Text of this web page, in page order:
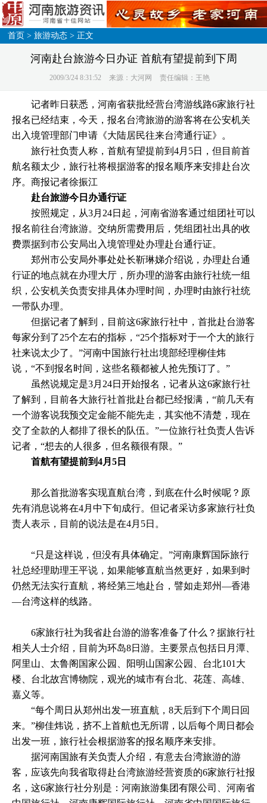
首页 >旅游动态 > 正文
河南赴台旅游今日办证 首航有望提前到下周
2009/3/24 8:31:52 来源：大河网 责任编辑：王艳
记者昨日获悉，河南省获批经营台湾游线路6家旅行社
报名已经结束，今天，报名台湾旅游的游客将在公安机关
出入境管理部门申请《大陆居民往来台湾通行证》。
旅行社负责人称，首航有望提前到4月5日，但目前首
航名额太少，旅行社将根据游客的报名顺序来安排赴台次
序。商报记者徐振江
赴台旅游今日办通行证
按照规定，从3月24日起，河南省游客通过组团社可以
报名前往台湾旅游。交纳所需费用后，凭组团社出具的收
费票据到市公安局出入境管理处办理赴台通行证。
郑州市公安局外事处处长靳琳娣介绍说，办理赴台通
行证的地点就在办理大厅，所办理的游客由旅行社统一组
织，公安机关负责安排具体办理时间，办理时由旅行社统
一带队办理。
但据记者了解到，目前这6家旅行社中，首批赴台游客
每家分到了25个左右的指标，“25个指标对于一个大的旅行
社来说太少了。”河南中国旅行社出境部经理柳佳炜
说，“不到报名时间，这些名额都被人抢先预订了。”
虽然说规定是3月24日开始报名，记者从这6家旅行社
了解到，目前各大旅行社首批赴台都已经报满，“前几天有
一个游客说我预交定金能不能先走，其实他不清楚，现在
交了全款的人都排了很长的队伍。”一位旅行社负责人告诉
记者，“想去的人很多，但名额很有限。”
首航有望提前到4月5日
那么首批游客实现直航台湾，到底在什么时候呢？原
先有消息说将在4月中下旬成行。但记者采访多家旅行社负
责人表示，目前的说法是在4月5日。
“只是这样说，但没有具体确定。”河南康辉国际旅行
社总经理助理王平说，如果能够直航当然更好，如果到时
仍然无法实行直航，将经第三地赴台，譬如走郑州—香港
—台湾这样的线路。
6家旅行社为我省赴台游的游客准备了什么？据旅行社
相关人士介绍，目前为环岛8日游。主要景点包括日月潭、
阿里山、太鲁阁国家公园、阳明山国家公园、台北101大
楼、台北故宫博物院，观光的城市有台北、花莲、高雄、
嘉义等。
“每个周日从郑州出发一班直航，8天后到下个周日回
来。”柳佳炜说，挤不上首航也无所谓，以后每个周日都会
出发一班，旅行社会根据游客的报名顺序来安排。
据河南国旅有关负责人介绍，有意去台湾旅游的游
客，应该先向我省取得赴台湾旅游经营资质的6家旅行社报
名，这6家旅行社分别是：河南旅游集团有限公司、河南省